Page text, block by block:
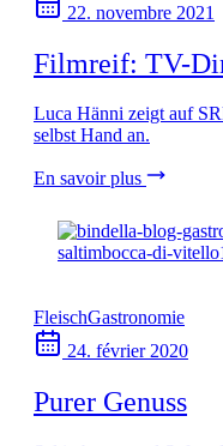
22. novembre 2021
Filmreif: TV-
Luca Hänni zeigt auf
selbst Hand an.
En savoir plus
FleischGastronomie
24. février 2020
Purer Genuss